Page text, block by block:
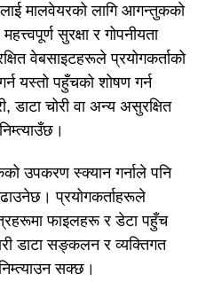
मालवेयरको लागि आगन्तुकको
सुरक्षा र गोपनीयता
वेबसाइटहरूले प्रयोगकर्ताको
यस्तो पहुँचको शोषण गर्न
चोरी वा अन्य असुरक्षित
उपकरण स्क्यान गर्नाले पनि
प्रयोगकर्ताहरूले
फाइलहरू र डेटा पहुँच
डाटा सङ्कलन र व्यक्तिगत
सक्छ।